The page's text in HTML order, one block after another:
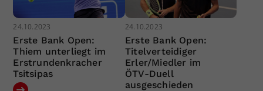
24.10.2023
Erste Bank Open:
Thiem unterliegt im
Erstrundenkracher
Tsitsipas
24.10.2023
Erste Bank Open:
Titelverteidiger
Erler/Miedler im
ÖTV-Duell
ausgeschieden